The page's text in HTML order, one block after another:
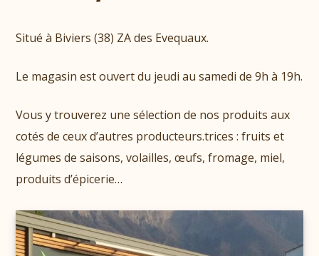
Situé à Biviers (38) ZA des Evequaux.
Le magasin est ouvert du jeudi au samedi de 9h à 19h.
Vous y trouverez une sélection de nos produits aux
cotés de ceux d’autres producteurs.trices : fruits et
légumes de saisons, volailles, œufs, fromage, miel,
produits d’épicerie…